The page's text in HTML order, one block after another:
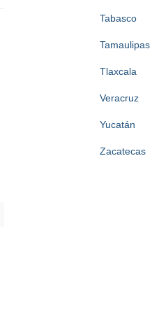
Tabasco
Tamaulipas
Tlaxcala
Veracruz
Yucatán
Zacatecas